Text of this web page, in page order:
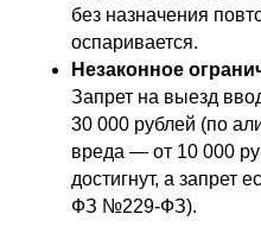
без назначения
оспаривается.
Незаконное
Запрет на выезд
30 000 рублей (по
вреда — от 10 000
достигнут, а запрет
ФЗ №229-ФЗ).